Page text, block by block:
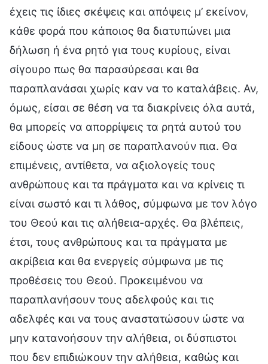
έχεις τις ίδιες σκέψεις και απόψεις μ’ εκείνον,
κάθε φορά που κάποιος θα διατυπώνει μια
δήλωση ή ένα ρητό για τους κυρίους, είναι
σίγουρο πως θα παρασύρεσαι και θα
παραπλανάσαι χωρίς καν να το καταλάβεις. Αν,
όμως, είσαι σε θέση να τα διακρίνεις όλα αυτά,
θα μπορείς να απορρίψεις τα ρητά αυτού του
είδους ώστε να μη σε παραπλανούν πια. Θα
επιμένεις, αντίθετα, να αξιολογείς τους
ανθρώπους και τα πράγματα και να κρίνεις τι
είναι σωστό και τι λάθος, σύμφωνα με τον λόγο
του Θεού και τις αλήθεια-αρχές. Θα βλέπεις,
έτσι, τους ανθρώπους και τα πράγματα με
ακρίβεια και θα ενεργείς σύμφωνα με τις
προθέσεις του Θεού. Προκειμένου να
παραπλανήσουν τους αδελφούς και τις
αδελφές και να τους αναστατώσουν ώστε να
μην κατανοήσουν την αλήθεια, οι δύσπιστοι
που δεν επιδιώκουν την αλήθεια, καθώς και